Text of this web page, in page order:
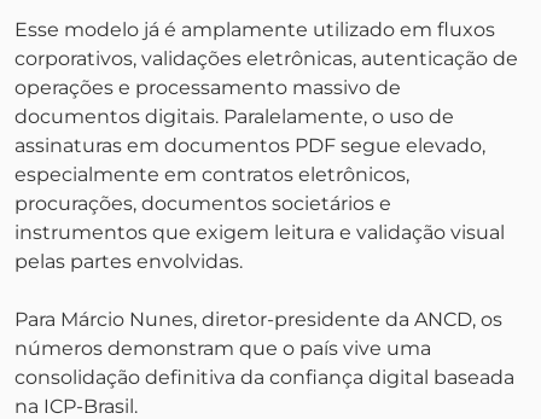
Esse modelo já é amplamente utilizado em fluxos
corporativos, validações eletrônicas, autenticação de
operações e processamento massivo de
documentos digitais. Paralelamente, o uso de
assinaturas em documentos PDF segue elevado,
especialmente em contratos eletrônicos,
procurações, documentos societários e
instrumentos que exigem leitura e validação visual
pelas partes envolvidas.
Para Márcio Nunes, diretor-presidente da ANCD, os
números demonstram que o país vive uma
consolidação definitiva da confiança digital baseada
na ICP-Brasil.